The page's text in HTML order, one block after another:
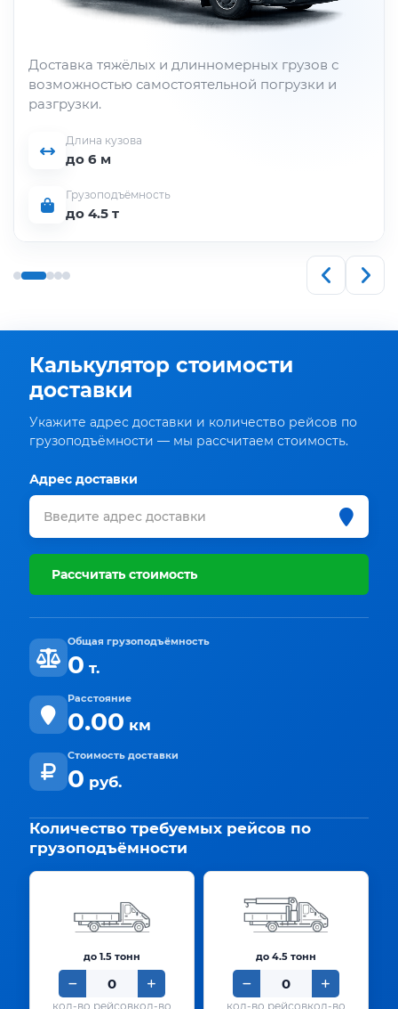
Доставка тяжёлых и длинномерных грузов с
возможностью самостоятельной погрузки и
разгрузки.
Длина кузова
до 6 м
Грузоподъёмность
до 4.5 т
Калькулятор стоимости
доставки
Укажите адрес доставки и количество рейсов по
грузоподъёмности — мы рассчитаем стоимость.
Адрес доставки
Рассчитать стоимость
Общая грузоподъёмность
0 т.
Расстояние
0.00 км
Стоимость доставки
0 руб.
Количество требуемых рейсов по
грузоподъёмности
до 1.5 тонн
кол-во
до 4.5 тонн
кол-во